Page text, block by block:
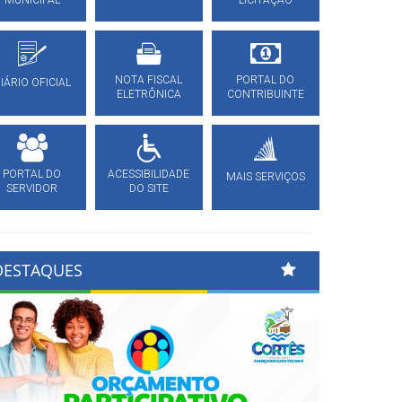
OFICIAL
NOTA FISCAL
ELETRÔNICA
PORTAL DO
CONTRIBUINTE
PORTAL DO
SERVIDOR
ACESSIBILIDADE
DO SITE
MAIS SERVIÇOS